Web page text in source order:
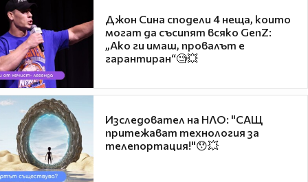
Джон Сина сподели 4 неща, които
могат да съсипят всяко GenZ:
„Ако ги имаш, провалът е
гарантиран“🧐💥
Изследовател на НЛО: "САЩ
притежават технология за
телепортация!"😯💥